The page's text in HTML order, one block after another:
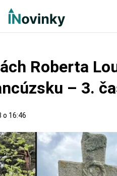
Roberta
– 3.
o 16:46